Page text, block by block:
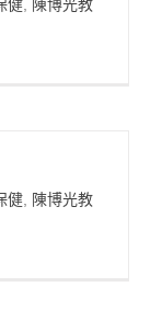
健,
陳博光教
健,
陳博光教